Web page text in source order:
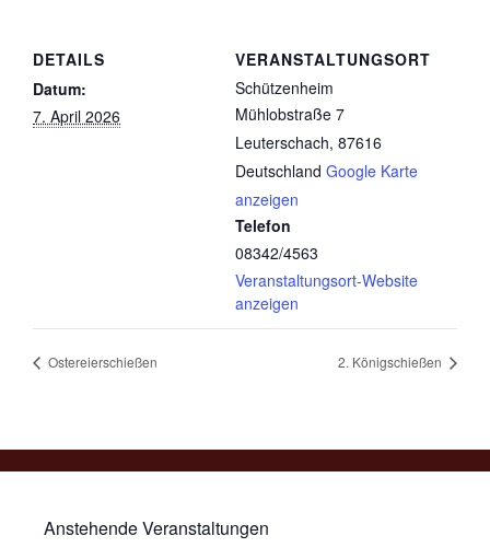
DETAILS
Datum:
7. April 2026
VERANSTALTUNGSORT
Schützenheim
Mühlobstraße 7
Leuterschach, 87616
Deutschland Google Karte
anzeigen
Telefon
08342/4563
Veranstaltungsort-Website
anzeigen
Ostereierschießen 2. Königschießen
Anstehende Veranstaltungen